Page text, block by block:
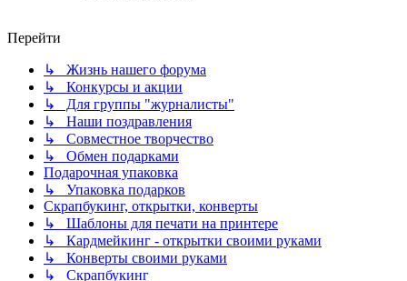
Перейти
↳ Жизнь нашего форума
↳ Конкурсы и акции
↳ Для группы "журналисты"
↳ Наши поздравления
↳ Совместное творчество
↳ Обмен подарками
Подарочная упаковка
↳ Упаковка подарков
Скрапбукинг, открытки, конверты
↳ Шаблоны для печати на принтере
↳ Кардмейкинг - открытки своими руками
↳ Конверты своими руками
↳ Скрапбукинг